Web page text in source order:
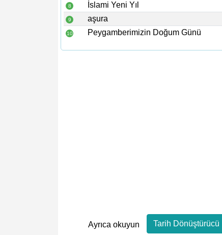
8 İslami Yeni Yıl
9 aşura
10 Peygamberimizin Doğum Günü
Ayrıca okuyun Tarih Dönüştürücü